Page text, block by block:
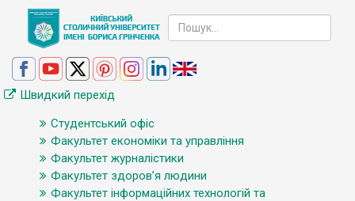
Швидкий перехід
Студентський офіс
Факультет економіки та управління
Факультет журналістики
Факультет здоров’я людини
Факультет інформаційних технологій та